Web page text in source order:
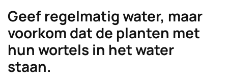
Geef regelmatig water, maar
voorkom dat de planten met
hun wortels in het water
staan.